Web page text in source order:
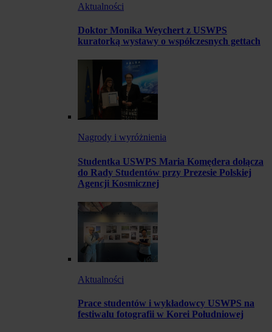
Aktualności
Doktor Monika Weychert z USWPS
kuratorką wystawy o współczesnych gettach
Nagrody i wyróżnienia
Studentka USWPS Maria Komędera dołącza
do Rady Studentów przy Prezesie Polskiej
Agencji Kosmicznej
Aktualności
Prace studentów i wykładowcy USWPS na
festiwalu fotografii w Korei Południowej